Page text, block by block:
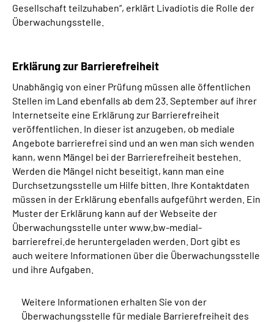
Gesellschaft teilzuhaben“, erklärt Livadiotis die Rolle der
Überwachungsstelle.
Erklärung zur Barrierefreiheit
Unabhängig von einer Prüfung müssen alle öffentlichen
Stellen im Land ebenfalls ab dem 23. September auf ihrer
Internetseite eine Erklärung zur Barrierefreiheit
veröffentlichen. In dieser ist anzugeben, ob mediale
Angebote barrierefrei sind und an wen man sich wenden
kann, wenn Mängel bei der Barrierefreiheit bestehen.
Werden die Mängel nicht beseitigt, kann man eine
Durchsetzungsstelle um Hilfe bitten. Ihre Kontaktdaten
müssen in der Erklärung ebenfalls aufgeführt werden. Ein
Muster der Erklärung kann auf der Webseite der
Überwachungsstelle unter www.bw-medial-
barrierefrei.de heruntergeladen werden. Dort gibt es
auch weitere Informationen über die Überwachungsstelle
und ihre Aufgaben.
Weitere Informationen erhalten Sie von der
Überwachungsstelle für mediale Barrierefreiheit des